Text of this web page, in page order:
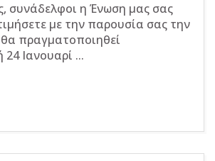
συνάδελφοι η Ένωση μας σας
με την παρουσία σας την
πραγματοποιηθεί
Ιανουαρί ...